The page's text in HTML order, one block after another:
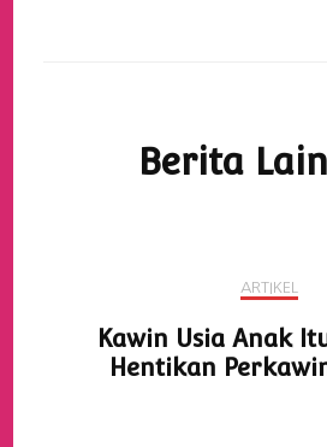
Berita
ARTIKEL
Kawin Usia Anak
Hentikan